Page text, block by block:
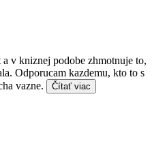
v kniznej podobe zhmotnuje to,
Odporucam kazdemu, kto to s
vazne.
Čítať viac